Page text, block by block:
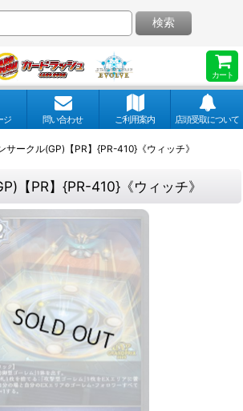
カート
検索
ジ 問い合わせ ご利用案内 店頭受取について
サークル(GP)【PR】{PR-410}《ウィッチ》
【PR】{PR-410}《ウィッチ》